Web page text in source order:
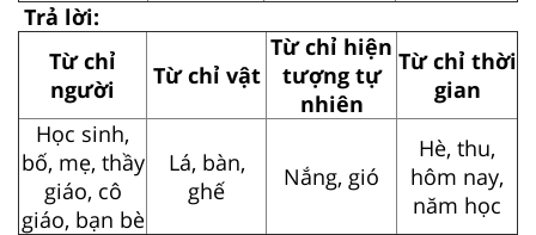
Trả lời:
Từ chỉ
người
Từ chỉ vật
Từ chỉ hiện
tượng tự
nhiên
Từ chỉ thời
gian
Học sinh,
bố, mẹ, thầy
giáo, cô
giáo, bạn bè
Lá, bàn,
ghế
Nắng, gió
Hè, thu,
hôm nay,
năm học